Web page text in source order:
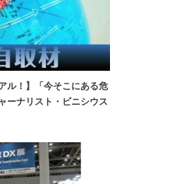
ル！】「今そこにある危
ナリスト・ビニシウス